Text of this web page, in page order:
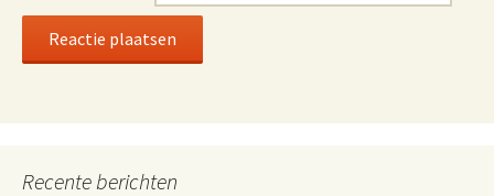
Recente berichten